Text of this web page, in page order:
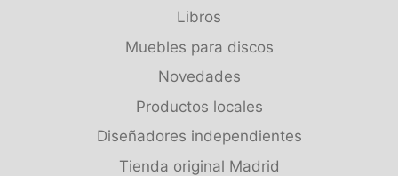
Libros
Muebles para discos
Novedades
Productos locales
Diseñadores independientes
Tienda original Madrid